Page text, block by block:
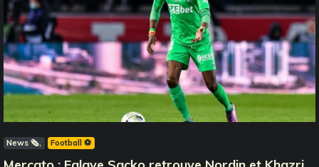
News 🗞️ Football ⚽️